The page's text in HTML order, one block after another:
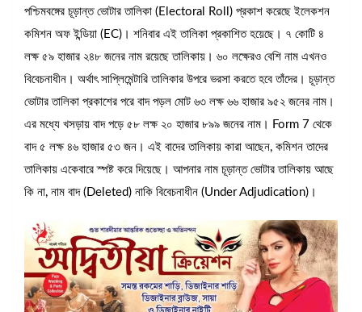
পশ্চিমবঙ্গের চূড়ান্ত ভোটার তালিকা (Electoral Roll) প্রকাশ করেছে ইলেকশন
কমিশন অফ ইন্ডিয়া (EC)। শনিবার এই তালিকা প্রকাশিত হয়েছে। ৭ কোটি ৪
লক্ষ ৫৯ হাজার ২৪৮ জনের নাম রয়েছে তালিকায়। ৬০ লক্ষেরও বেশি নাম এখনও
বিবেচনাধীন। অর্থাৎ সাপ্লিমেন্টারি তালিকার উপরে ভরসা করতে হবে তাঁদের। চূড়ান্ত
ভোটার তালিকা প্রকাশের পরে বাদ পড়ল মোট ৬৩ লক্ষ ৬৬ হাজার ৯৫২ জনের নাম।
এর মধ্যে খসড়ায় বাদ পড়ে ৫৮ লক্ষ ২০ হাজার ৮৯৯ জনের নাম। Form 7 থেকে
বাদ ৫ লক্ষ ৪৬ হাজার ৫৩ জন। এই বাদের তালিকায় কারা আছেন, কমিশন তাদের
তালিকায় একেবারে স্পষ্ট করে দিয়েছে। আপনার নাম চূড়ান্ত ভোটার তালিকায় আছে
কি না, নাম বাদ (Deleted) নাকি বিবেচনাধীন (Under Adjudication)।